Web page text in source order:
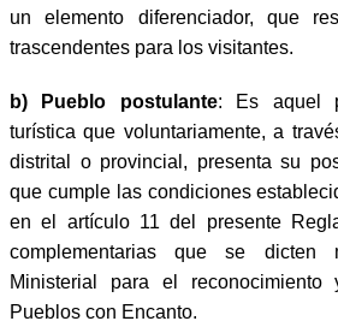
un elemento diferenciador, que
trascendentes para los visitantes.
b) Pueblo postulante: Es aquel
turística que voluntariamente, a
distrital o provincial, presenta su
que cumple las condiciones
en el artículo 11 del presente
complementarias que se dicten
Ministerial para el reconocimiento
Pueblos con Encanto.